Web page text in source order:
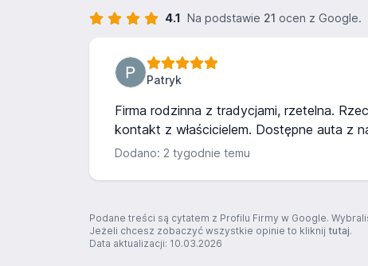
4.1 Na podstawie 21 ocen z Google.
Patryk
Firma rodzinna z tradycjami, rzetelna.
kontakt z właścicielem. Dostępne auta z
Dodano: 2 tygodnie temu
Podane treści są cytatem z Profilu Firmy w Google.
Jeżeli chcesz zobaczyć wszystkie opinie to kliknij tutaj.
Data aktualizacji: 10.03.2026